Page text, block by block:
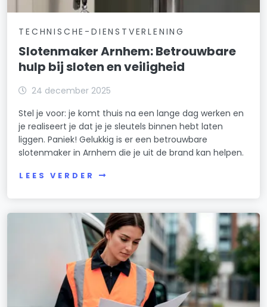
TECHNISCHE-DIENSTVERLENING
Slotenmaker Arnhem: Betrouwbare
hulp bij sloten en veiligheid
24 december 2025
Stel je voor: je komt thuis na een lange dag werken en
je realiseert je dat je je sleutels binnen hebt laten
liggen. Paniek! Gelukkig is er een betrouwbare
slotenmaker in Arnhem die je uit de brand kan helpen.
LEES VERDER